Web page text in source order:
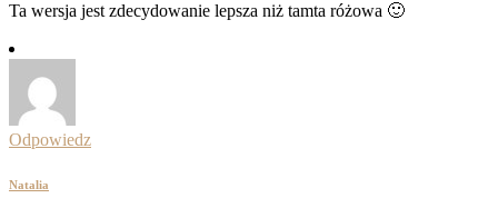
Ta wersja jest zdecydowanie lepsza niż tamta różowa 🙂
Odpowiedz
Natalia